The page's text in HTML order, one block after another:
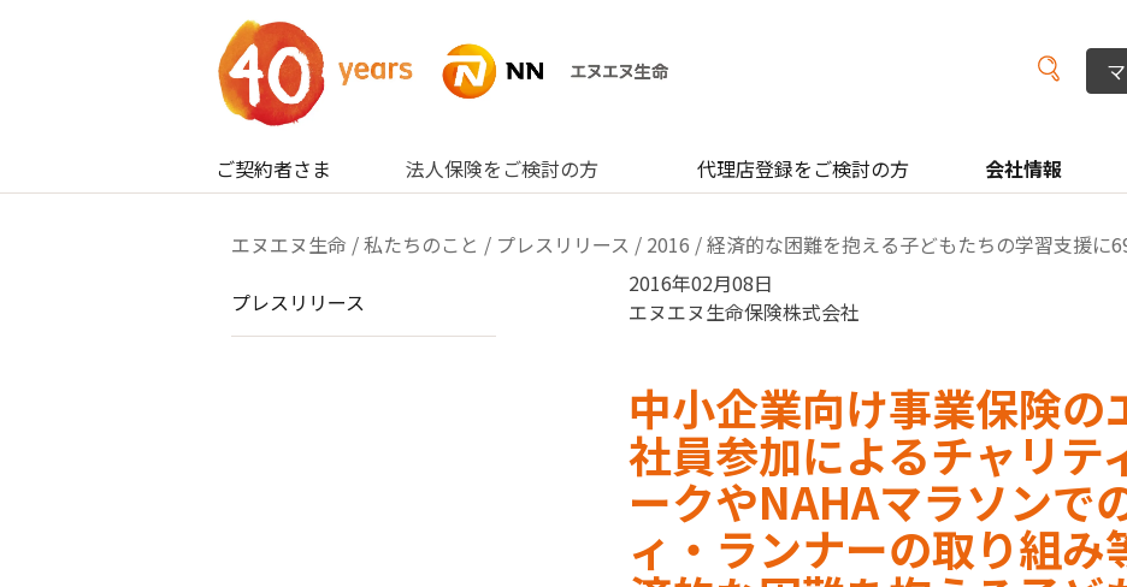
ご契約者さま 法人保険をご検討の方 代理店登録をご検討の方 会社情報
エヌエヌ生命 /私たちのこと / プレスリリース / 2016 / 経済的な困難を抱える子どもたちの学習支援に
2016年02月08日
エヌエヌ生命保険株式会社
中小企業向け事業保険の
社員参加によるチャリテ
ークやNAHAマラソンで
ィ・ランナーの取り組み
プレスリリース